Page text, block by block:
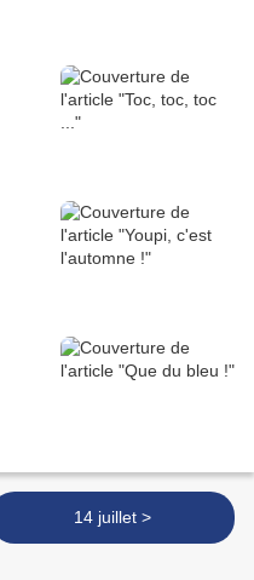
14 juillet >